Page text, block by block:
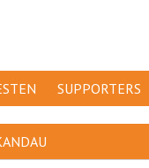
SUPPORTERS
AANMELDEN